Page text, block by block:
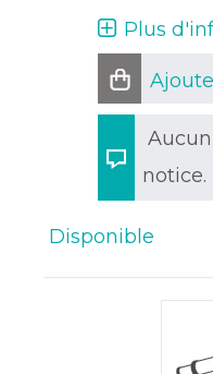
Plus
notice.
Disponible